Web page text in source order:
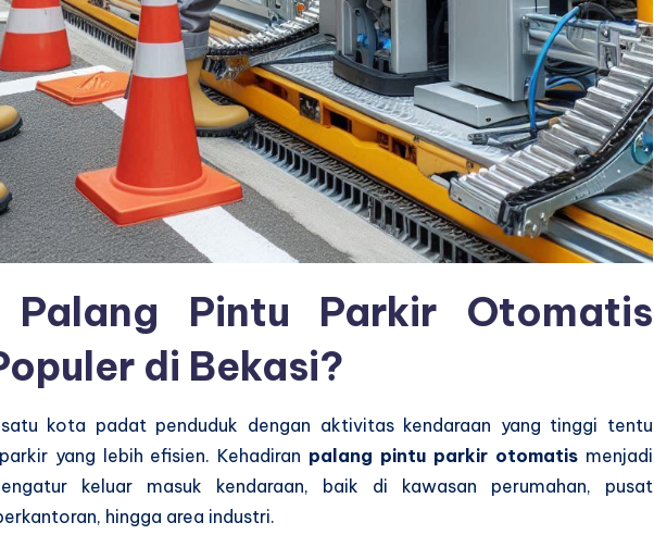
Palang Pintu Parkir Otomatis
di Bekasi?
kota padat penduduk dengan aktivitas kendaraan yang tinggi tentu
yang lebih efisien. Kehadiran palang pintu parkir otomatismenjadi
keluar masuk kendaraan, baik di kawasan perumahan, pusat
hingga area industri.